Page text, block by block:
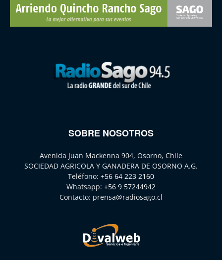
SOBRE NOSOTROS
Avenida Juan Mackenna 904, Osorno, Chile
SOCIEDAD AGRICOLA Y GANADERA DE OSORNO A.G.
Teléfono: +56 64 223 2160
Whatsapp: +56 9 57244942
Contacto: prensa@radiosago.cl